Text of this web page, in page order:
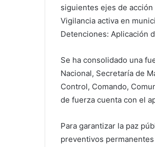
siguientes ejes de
Vigilancia activa en
Detenciones: Aplicación
Se ha consolidado una
Nacional, Secretaría de
Control, Comando,
de fuerza cuenta con el
Para garantizar la paz
preventivos